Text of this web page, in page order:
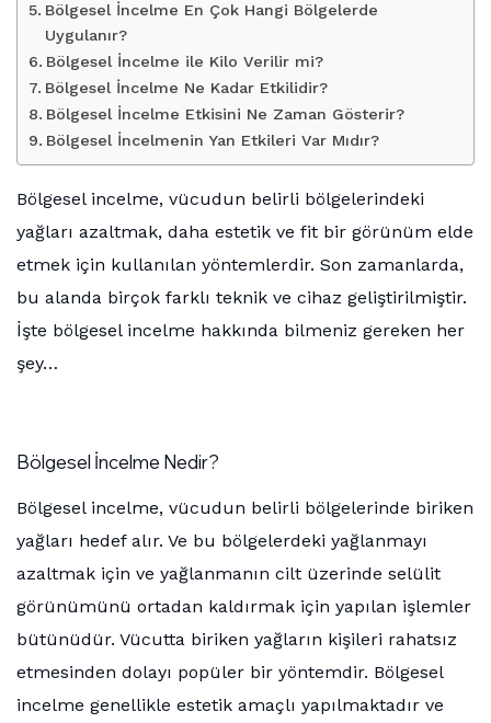
Bölgesel İncelme En Çok Hangi Bölgelerde
Uygulanır?
Bölgesel İncelme ile Kilo Verilir mi?
Bölgesel İncelme Ne Kadar Etkilidir?
Bölgesel İncelme Etkisini Ne Zaman Gösterir?
Bölgesel İncelmenin Yan Etkileri Var Mıdır?
Bölgesel incelme, vücudun belirli bölgelerindeki
yağları azaltmak, daha estetik ve fit bir görünüm elde
etmek için kullanılan yöntemlerdir. Son zamanlarda,
bu alanda birçok farklı teknik ve cihaz geliştirilmiştir.
İşte bölgesel incelme hakkında bilmeniz gereken her
şey…
Bölgesel İncelme Nedir?
Bölgesel incelme, vücudun belirli bölgelerinde biriken
yağları hedef alır. Ve bu bölgelerdeki yağlanmayı
azaltmak için ve yağlanmanın cilt üzerinde selülit
görünümünü ortadan kaldırmak için yapılan işlemler
bütünüdür. Vücutta biriken yağların kişileri rahatsız
etmesinden dolayı popüler bir yöntemdir. Bölgesel
incelme genellikle estetik amaçlı yapılmaktadır ve